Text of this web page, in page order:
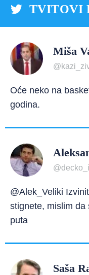
TVITOVI
Miša
Oće neko na
godina.
@Alek_Veliki
stignete, mislim da
puta
Saša